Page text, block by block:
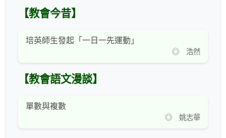
【教會今昔】
培英師生發起「一日一先運動」
◎ 浩然
【教會語文漫談】
單數與複數
◎ 姚志華